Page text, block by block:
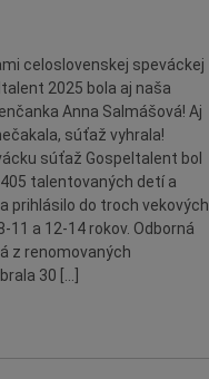
celoslovenskej speváckej
2025 bola aj naša
Anna Salmášová! Aj
súťaž vyhrala!
súťaž Gospeltalent bol
talentovaných detí a
prihlásilo do troch vekových
11 a 12-14 rokov. Odborná
z renomovaných
30 […]